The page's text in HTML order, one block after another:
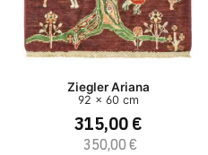
Ziegler Ariana
92 x 60 cm
315,00 €
350,00 €